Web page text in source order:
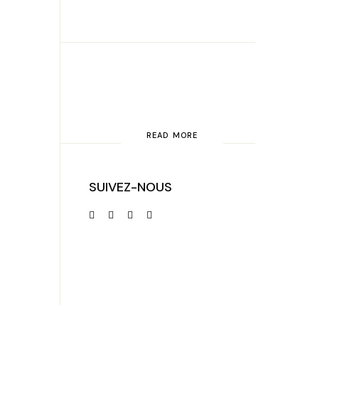
READ MORE
SUIVEZ-NOUS